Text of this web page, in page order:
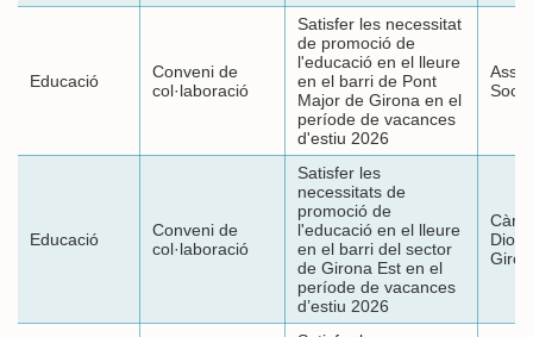
Educació
Conveni de
col·laboració
Satisfer les necessitat
de promoció de
l'educació en el lleure
en el barri de Pont
Major de Girona en el
període de vacances
d'estiu 2026
Educació
Conveni de
col·laboració
Satisfer les
necessitats de
promoció de
l'educació en el lleure
en el barri del sector
de Girona Est en el
període de vacances
d’estiu 2026